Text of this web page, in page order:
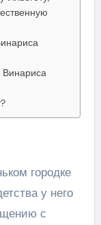
Винариса
городке
у него
с